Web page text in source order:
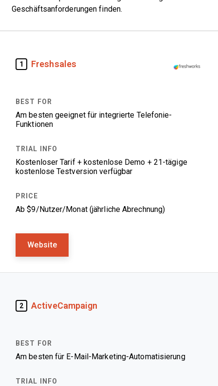
Geschäftsanforderungen finden.
1 Freshsales
Am besten geeignet für integrierte Telefonie-
Funktionen
Kostenloser Tarif + kostenlose Demo + 21-tägige
kostenlose Testversion verfügbar
Ab $9/Nutzer/Monat (jährliche Abrechnung)
Website
2 ActiveCampaign
Am besten für E-Mail-Marketing-Automatisierung